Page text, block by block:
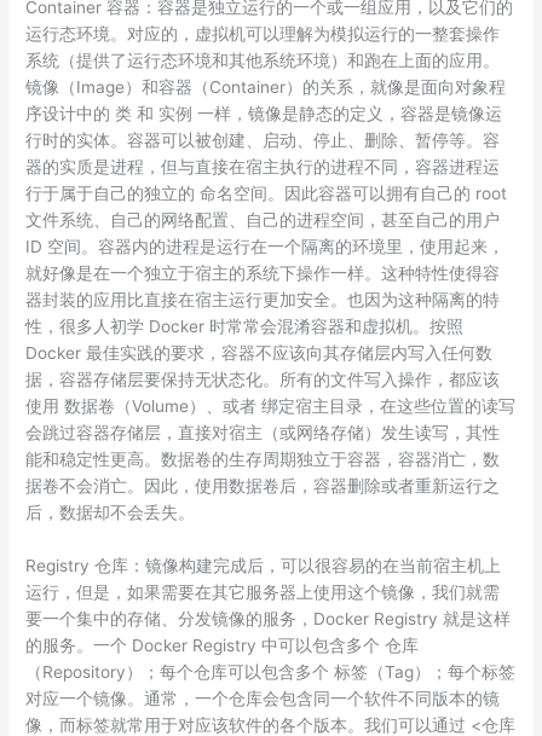
Container 容器：容器是独立运行的一个或一组应用，以及它们的
运行态环境。对应的，虚拟机可以理解为模拟运行的一整套操作
系统（提供了运行态环境和其他系统环境）和跑在上面的应用。
镜像（Image）和容器（Container）的关系，就像是面向对象程
序设计中的 类 和 实例 一样，镜像是静态的定义，容器是镜像运
行时的实体。容器可以被创建、启动、停止、删除、暂停等。容
器的实质是进程，但与直接在宿主执行的进程不同，容器进程运
行于属于自己的独立的 命名空间。因此容器可以拥有自己的 root
文件系统、自己的网络配置、自己的进程空间，甚至自己的用户
ID 空间。容器内的进程是运行在一个隔离的环境里，使用起来，
就好像是在一个独立于宿主的系统下操作一样。这种特性使得容
器封装的应用比直接在宿主运行更加安全。也因为这种隔离的特
性，很多人初学 Docker 时常常会混淆容器和虚拟机。按照
Docker 最佳实践的要求，容器不应该向其存储层内写入任何数
据，容器存储层要保持无状态化。所有的文件写入操作，都应该
使用 数据卷（Volume）、或者 绑定宿主目录，在这些位置的读写
会跳过容器存储层，直接对宿主（或网络存储）发生读写，其性
能和稳定性更高。数据卷的生存周期独立于容器，容器消亡，数
据卷不会消亡。因此，使用数据卷后，容器删除或者重新运行之
后，数据却不会丢失。
Registry 仓库：镜像构建完成后，可以很容易的在当前宿主机上
运行，但是，如果需要在其它服务器上使用这个镜像，我们就需
要一个集中的存储、分发镜像的服务，Docker Registry 就是这样
的服务。一个 Docker Registry 中可以包含多个 仓库
（Repository）；每个仓库可以包含多个 标签（Tag）；每个标签
对应一个镜像。通常，一个仓库会包含同一个软件不同版本的镜
像，而标签就常用于对应该软件的各个版本。我们可以通过 <仓库